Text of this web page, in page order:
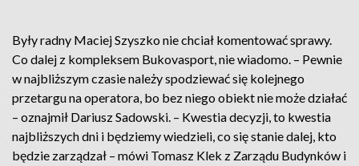
Były radny Maciej Szyszko nie chciał komentować sprawy.
Co dalej z kompleksem Bukovasport, nie wiadomo. – Pewnie
w najbliższym czasie należy spodziewać się kolejnego
przetargu na operatora, bo bez niego obiekt nie może działać
– oznajmił Dariusz Sadowski. – Kwestia decyzji, to kwestia
najbliższych dni i będziemy wiedzieli, co się stanie dalej, kto
będzie zarządzał – mówi Tomasz Klek z Zarządu Budynków i